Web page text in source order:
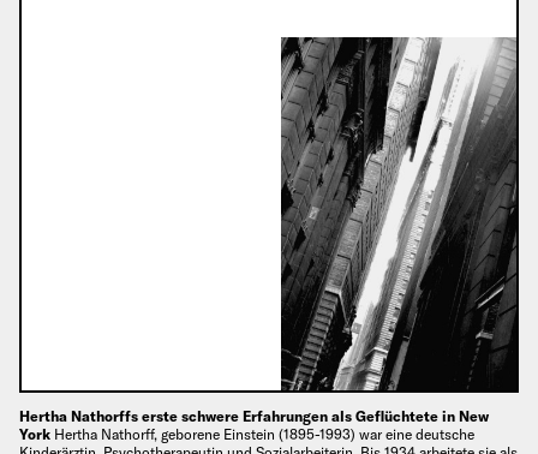
Hertha Nathorffs erste schwere Erfahrungen als Geflüchtete in New
York Hertha Nathorff, geborene Einstein (1895-1993) war eine deutsche